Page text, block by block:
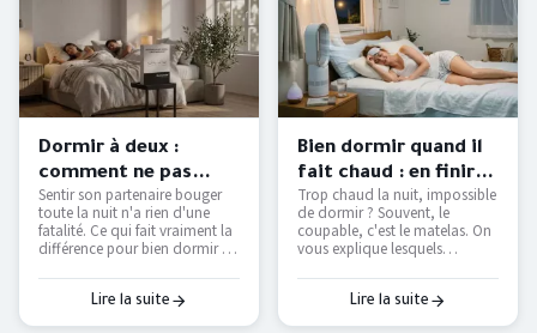
Dormir à deux :
comment ne pas
déranger son
partenaire ?
Sentir son partenaire bouger
toute la nuit n'a rien d'une
fatalité. Ce qui fait vraiment la
différence pour bien dormir à
avant d'acheter.
Lire la suite
Bien dormir quand il
fait chaud : en finir
avec les nuits moites
— Literie Bottz Liège
Trop chaud la nuit, impossible
de dormir ? Souvent, le
coupable, c'est le matelas. On
vous explique lesquels
vraiment, et comment
retrouver des nuits fraîches
sans tout remplacer.
Lire la suite